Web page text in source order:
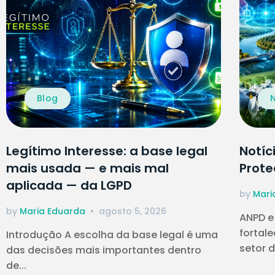
Blog
Legítimo Interesse: a base legal
mais usada — e mais mal
aplicada — da LGPD
by Maria Eduarda agosto 5, 2026
Introdução A escolha da base legal é uma
das decisões mais importantes dentro
de...
by
ANPD
setor